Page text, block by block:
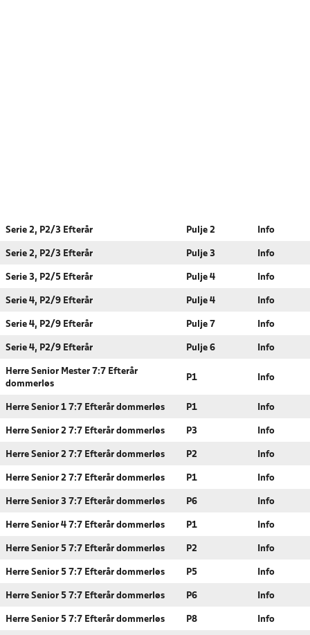
Serie 2, P2/3 Efterår Pulje 2 Info
Serie 2, P2/3 Efterår Pulje 3 Info
Serie 3, P2/5 Efterår Pulje 4 Info
Serie 4, P2/9 Efterår Pulje 4 Info
Serie 4, P2/9 Efterår Pulje 7 Info
Serie 4, P2/9 Efterår Pulje 6 Info
Herre Senior Mester 7:7 Efterår
dommerløs
P1 Info
Herre Senior 1 7:7 Efterår dommerløs P1 Info
Herre Senior 2 7:7 Efterår dommerløs P3 Info
Herre Senior 2 7:7 Efterår dommerløs P2 Info
Herre Senior 2 7:7 Efterår dommerløs P1 Info
Herre Senior 3 7:7 Efterår dommerløs P6 Info
Herre Senior 4 7:7 Efterår dommerløs P1 Info
Herre Senior 5 7:7 Efterår dommerløs P2 Info
Herre Senior 5 7:7 Efterår dommerløs P5 Info
Herre Senior 5 7:7 Efterår dommerløs P6 Info
Herre Senior 5 7:7 Efterår dommerløs P8 Info